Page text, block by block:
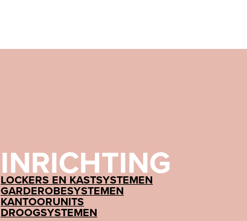
INRICHTING
LOCKERS EN KASTSYSTEMEN
GARDEROBESYSTEMEN
KANTOORUNITS
DROOGSYSTEMEN